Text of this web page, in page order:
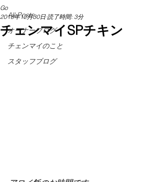
All Posts
オーナーブログ
チェンマイのこと
スタッフブログ
チェンマイSPチキン
Go
2018年12月30日 読了時間: 3分